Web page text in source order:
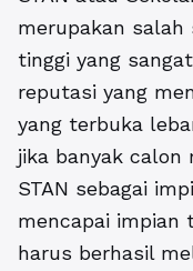
merupakan
tinggi yang
reputasi yang
yang terbuka
jika banyak calon
STAN sebagai
mencapai impian
harus berhasil